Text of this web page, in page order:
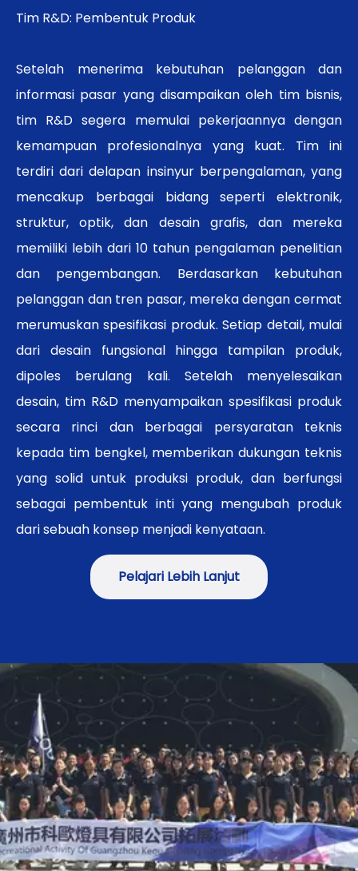
Tim R&D: Pembentuk Produk
Setelah menerima kebutuhan pelanggan dan
informasi pasar yang disampaikan oleh tim bisnis,
tim R&D segera memulai pekerjaannya dengan
kemampuan profesionalnya yang kuat. Tim ini
terdiri dari delapan insinyur berpengalaman, yang
mencakup berbagai bidang seperti elektronik,
struktur, optik, dan desain grafis, dan mereka
memiliki lebih dari 10 tahun pengalaman penelitian
dan pengembangan. Berdasarkan kebutuhan
pelanggan dan tren pasar, mereka dengan cermat
merumuskan spesifikasi produk. Setiap detail, mulai
dari desain fungsional hingga tampilan produk,
dipoles berulang kali. Setelah menyelesaikan
desain, tim R&D menyampaikan spesifikasi produk
secara rinci dan berbagai persyaratan teknis
kepada tim bengkel, memberikan dukungan teknis
yang solid untuk produksi produk, dan berfungsi
sebagai pembentuk inti yang mengubah produk
dari sebuah konsep menjadi kenyataan.
Pelajari Lebih Lanjut